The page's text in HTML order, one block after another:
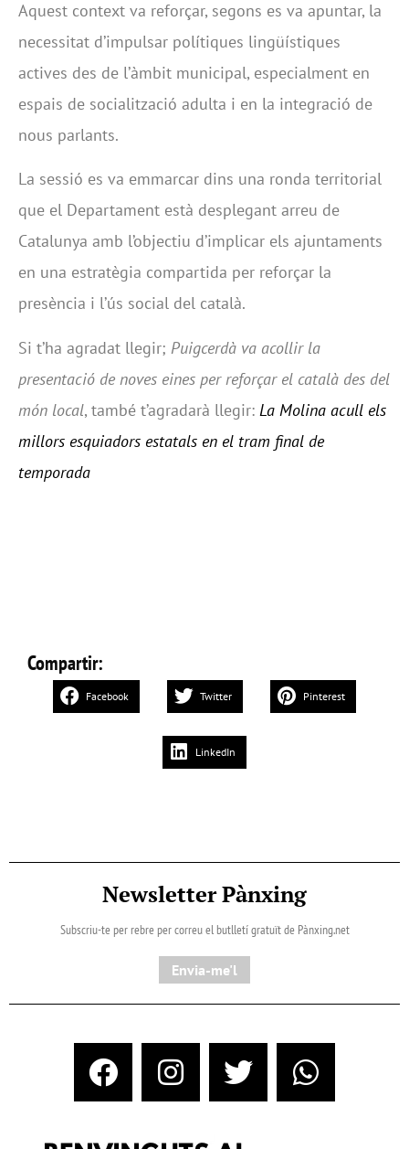
Aquest context va reforçar, segons es va apuntar, la
necessitat d’impulsar polítiques lingüístiques
actives des de l’àmbit municipal, especialment en
espais de socialització adulta i en la integració de
nous parlants.
La sessió es va emmarcar dins una ronda territorial
que el Departament està desplegant arreu de
Catalunya amb l’objectiu d’implicar els ajuntaments
en una estratègia compartida per reforçar la
presència i l’ús social del català.
Si t’ha agradat llegir; Puigcerdà va acollir la
presentació de noves eines per reforçar el català des del
món local, també t’agradarà llegir: La Molina acull els
millors esquiadors estatals en el tram final de
temporada
Compartir:
Facebook Twitter Pinterest
LinkedIn
Newsletter Pànxing
Subscriu-te per rebre per correu el butlletí gratuït de Pànxing.net​
Envia-me'l